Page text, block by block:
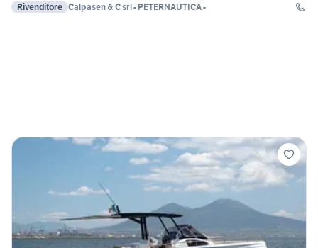
Rivenditore Calpasen & C srl - PETERNAUTICA -